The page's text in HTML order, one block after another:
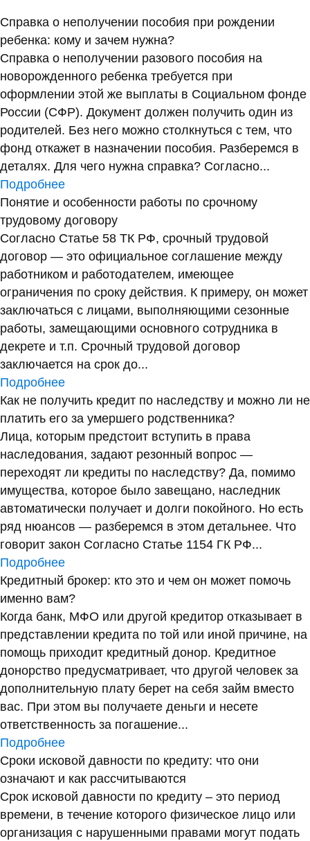
Справка о неполучении пособия при рождении
ребенка: кому и зачем нужна?
Справка о неполучении разового пособия на
новорожденного ребенка требуется при
оформлении этой же выплаты в Социальном фонде
России (СФР). Документ должен получить один из
родителей. Без него можно столкнуться с тем, что
фонд откажет в назначении пособия. Разберемся в
деталях. Для чего нужна справка? Согласно...
Подробнее
Понятие и особенности работы по срочному
трудовому договору
Согласно Статье 58 ТК РФ, срочный трудовой
договор — это официальное соглашение между
работником и работодателем, имеющее
ограничения по сроку действия. К примеру, он может
заключаться с лицами, выполняющими сезонные
работы, замещающими основного сотрудника в
декрете и т.п. Срочный трудовой договор
заключается на срок до...
Подробнее
Как не получить кредит по наследству и можно ли не
платить его за умершего родственника?
Лица, которым предстоит вступить в права
наследования, задают резонный вопрос —
переходят ли кредиты по наследству? Да, помимо
имущества, которое было завещано, наследник
автоматически получает и долги покойного. Но есть
ряд нюансов — разберемся в этом детальнее. Что
говорит закон Согласно Статье 1154 ГК РФ...
Подробнее
Кредитный брокер: кто это и чем он может помочь
именно вам?
Когда банк, МФО или другой кредитор отказывает в
представлении кредита по той или иной причине, на
помощь приходит кредитный донор. Кредитное
донорство предусматривает, что другой человек за
дополнительную плату берет на себя займ вместо
вас. При этом вы получаете деньги и несете
ответственность за погашение...
Подробнее
Сроки исковой давности по кредиту: что они
означают и как рассчитываются
Срок исковой давности по кредиту – это период
времени, в течение которого физическое лицо или
организация с нарушенными правами могут подать